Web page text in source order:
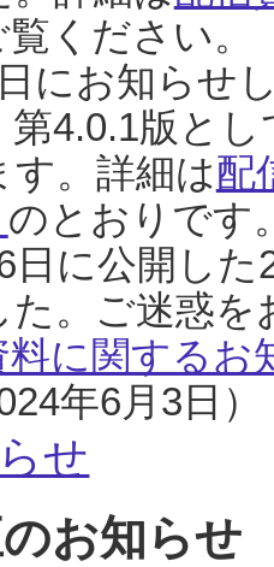
覧ください。
にお知らせ
第4.0.1版と
す。詳細は配
のとおりです
日に公開し
た。ご迷惑
料に関するお
年6月3日）
せ
お知らせ